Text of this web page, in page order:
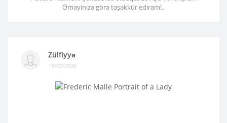
Əməyinizə görə təşəkkür edirəm!..
Zülfiyyə
19/07/2026